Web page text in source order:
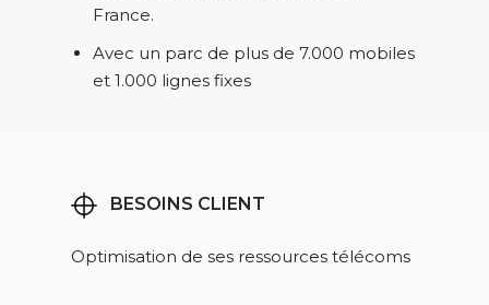
France.
Avec un parc de plus de 7.000 mobiles
et 1.000 lignes fixes
BESOINS CLIENT
Optimisation de ses ressources télécoms